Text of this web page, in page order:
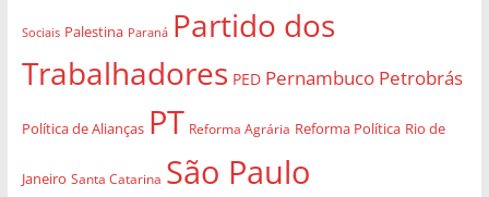
Sociais Palestina Paraná Partido dos
Trabalhadores PED Pernambuco Petrobrás
Política de Alianças PT Reforma Agrária Reforma Política Rio de
Janeiro Santa Catarina São Paulo